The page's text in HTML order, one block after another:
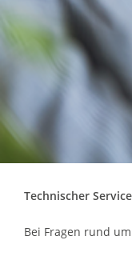
Technischer Service
Bei Fragen rund